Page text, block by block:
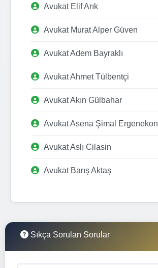
Avukat Elif Arık
Avukat Murat Alper Güven
Avukat Adem Bayraklı
Avukat Ahmet Tülbentçi
Avukat Akın Gülbahar
Avukat Asena Şimal Ergenekon
Avukat Aslı Cilasin
Avukat Barış Aktaş
Sıkça Sorulan Sorular